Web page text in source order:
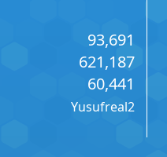
93,691
621,187
60,441
Yusufreal2